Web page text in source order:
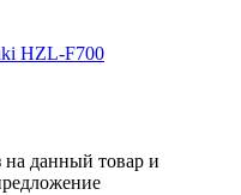
HZL-F700
на данный товар и